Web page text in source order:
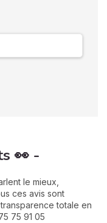
👀 -
le mieux,
ces avis sont
totale en
75 91 05